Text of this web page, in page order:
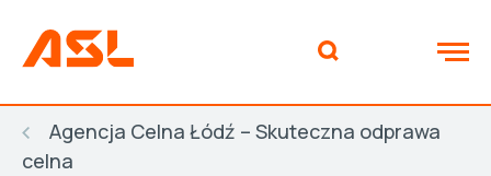
Agencja Celna Łódź – Skuteczna odprawa
celna